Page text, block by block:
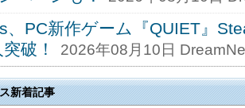
、PC新作ゲーム『QUIET』
破！
2026年08月10日
新着記事